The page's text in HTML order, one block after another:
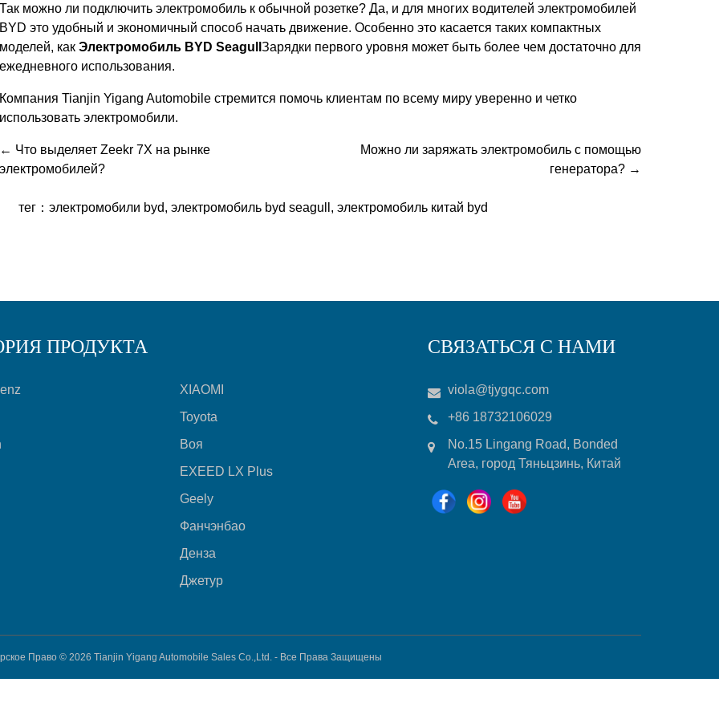
Так можно ли подключить электромобиль к обычной розетке? Да, и для многих водителей электромобилей
BYD это удобный и экономичный способ начать движение. Особенно это касается таких компактных
моделей, как Электромобиль BYD Seagull Зарядки первого уровня может быть более чем достаточно для
ежедневного использования.
Компания Tianjin Yigang Automobile стремится помочь клиентам по всему миру уверенно и четко
использовать электромобили.
← Что выделяет Zeekr 7X на рынке
электромобилей?
Можно ли заряжать электромобиль с помощью
генератора? →
тег： электромобили byd, электромобиль byd seagull , электромобиль китай byd
ПРОДУКТА
XIAOMI
Toyota
Воя
EXEED LX Plus
Geely
Фанчэнбао
Денза
Джетур
СВЯЗАТЬСЯ С НАМИ
viola@tjygqc.com
+86 18732106029
No.15 Lingang Road, Bonded
Area, город Тяньцзинь, Китай
Право © 2026 Tianjin Yigang Automobile Sales Co.,Ltd. - Все Права Защищены